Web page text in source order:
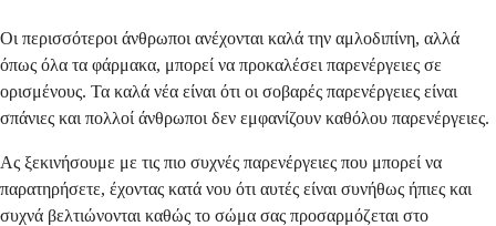
Οι περισσότεροι άνθρωποι ανέχονται καλά την αμλοδιπίνη, αλλά
όπως όλα τα φάρμακα, μπορεί να προκαλέσει παρενέργειες σε
ορισμένους. Τα καλά νέα είναι ότι οι σοβαρές παρενέργειες είναι
σπάνιες και πολλοί άνθρωποι δεν εμφανίζουν καθόλου παρενέργειες.
Ας ξεκινήσουμε με τις πιο συχνές παρενέργειες που μπορεί να
παρατηρήσετε, έχοντας κατά νου ότι αυτές είναι συνήθως ήπιες και
συχνά βελτιώνονται καθώς το σώμα σας προσαρμόζεται στο